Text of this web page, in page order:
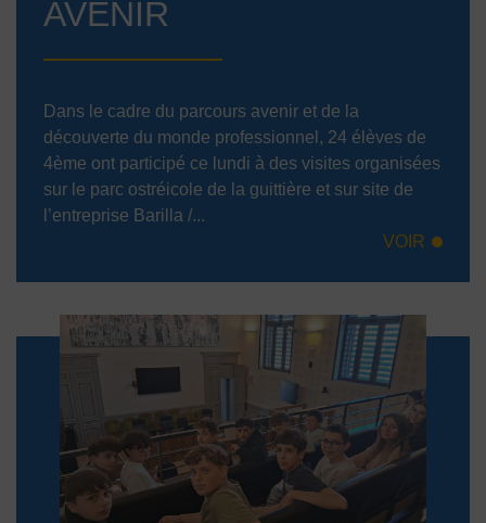
AVENIR
Dans le cadre du parcours avenir et de la
découverte du monde professionnel, 24 élèves de
4ème ont participé ce lundi à des visites organisées
sur le parc ostréicole de la guittière et sur site de
l’entreprise Barilla /...
VOIR